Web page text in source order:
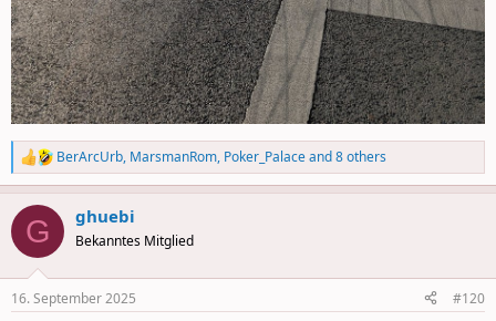
R
e
a
c
i
s
BerArcUrb, MarsmanRom, Poker_Palaceand 8 others
G ghuebi
Bekanntes Mitglied
16. September 2025 #120